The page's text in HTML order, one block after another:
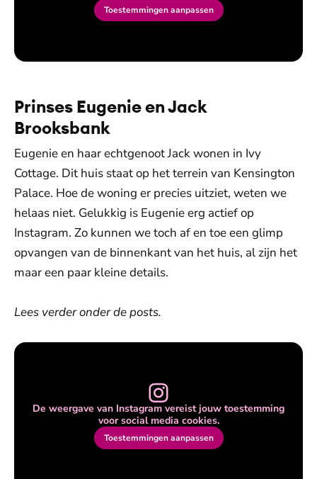
Toestemmingen aanpassen
Prinses Eugenie en Jack
Brooksbank
Eugenie en haar echtgenoot Jack wonen in Ivy
Cottage. Dit huis staat op het terrein van Kensington
Palace. Hoe de woning er precies uitziet, weten we
helaas niet. Gelukkig is Eugenie erg actief op
Instagram. Zo kunnen we toch af en toe een glimp
opvangen van de binnenkant van het huis, al zijn het
maar een paar kleine details.
Lees verder onder de posts.
De weergave van Instagram vereist jouw toestemming
voor social media cookies.
Toestemmingen aanpassen